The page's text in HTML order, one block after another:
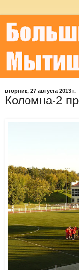
вторник, 27 августа 2013 г.
Коломна-2